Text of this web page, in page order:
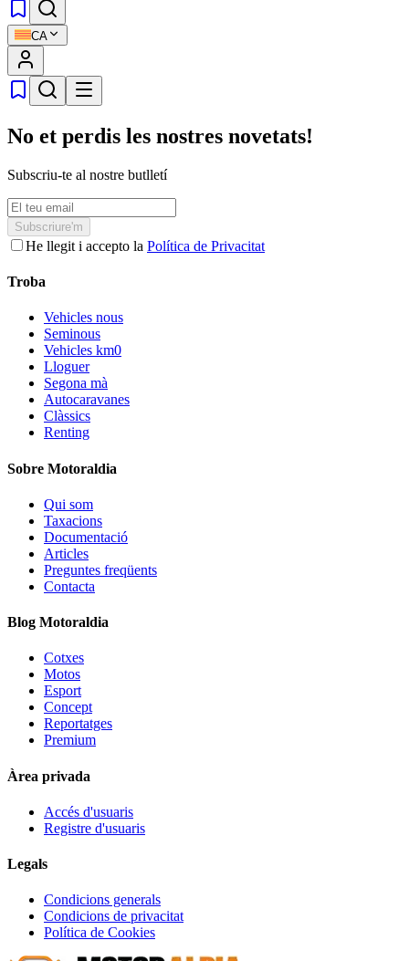
CA
No et perdis les nostres novetats!
Subscriu-te al nostre butlletí
Subscriure'm
He llegit i accepto la Política de Privacitat
Troba
Vehicles nous
Seminous
Vehicles km0
Lloguer
Segona mà
Autocaravanes
Clàssics
Renting
Sobre Motoraldia
Qui som
Taxacions
Documentació
Articles
Preguntes freqüents
Contacta
Blog Motoraldia
Cotxes
Motos
Esport
Concept
Reportatges
Premium
Àrea privada
Accés d'usuaris
Registre d'usuaris
Legals
Condicions generals
Condicions de privacitat
Política de Cookies